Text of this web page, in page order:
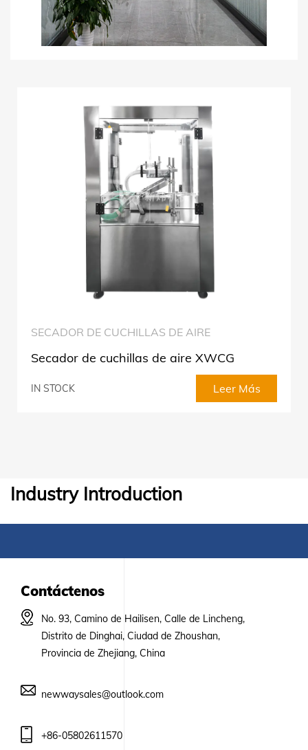
SECADOR DE CUCHILLAS DE AIRE
Secador de cuchillas de aire XWCG
IN STOCK Leer Más
Industry Introduction
Contáctenos
No. 93, Camino de Hailisen, Calle de Lincheng,
Distrito de Dinghai, Ciudad de Zhoushan,
Provincia de Zhejiang, China
newwaysales@outlook.com
+86-05802611570